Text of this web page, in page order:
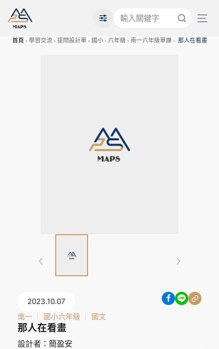
首頁 學習交流 提問設計單 國小 六年級 南一六年級單課 那人在看畫
2023.10.07
南一
國小六年級 國文
那人在看畫
設計者：簡盈安